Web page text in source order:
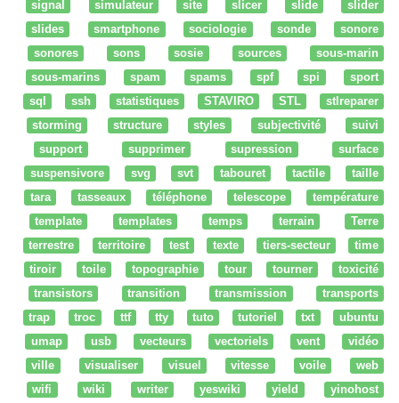
signal
simulateur site slicer slide
slider
slides
smartphone sociologie sonde
sonore
sonores
sons sosie sources
sous-marin
sous-marins
spam spams spf spi
sport
sql
ssh statistiques STAVIRO STL
stlreparer
storming
structure styles subjectivité
suivi
support
supprimer supression
surface
suspensivore
svg svt tabouret tactile
taille
tara
tasseaux téléphone telescope
température
template
templates temps terrain
Terre
terrestre
territoire test texte tiers-secteur
time
tiroir
toile topographie tour tourner
toxicité
transistors
transition transmission
transports
trap
troc ttf tty tuto tutoriel txt
ubuntu
umap
usb vecteurs vectoriels vent
vidéo
ville
visualiser visuel vitesse voile
web
wifi
wiki writer yeswiki yield
yinohost